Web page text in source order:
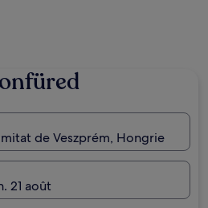
de Veszprém, Hongrie
21 août